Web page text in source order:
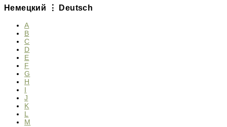
Немецкий ⋮ Deutsch
A
B
C
D
E
F
G
H
I
J
K
L
M